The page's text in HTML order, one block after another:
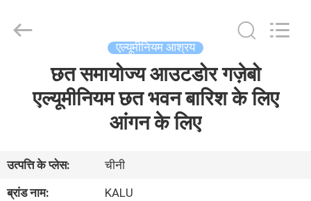
वीआर
दिखाएँ
Rights
एल्यूमीनियम आश्रय
छत समायोज्य आउटडोर गज़ेबो
एल्यूमीनियम छत भवन बारिश के लिए
आंगन के लिए
उत्पत्ति के प्लेस:
चीनी
ब्रांड नाम:
KALU